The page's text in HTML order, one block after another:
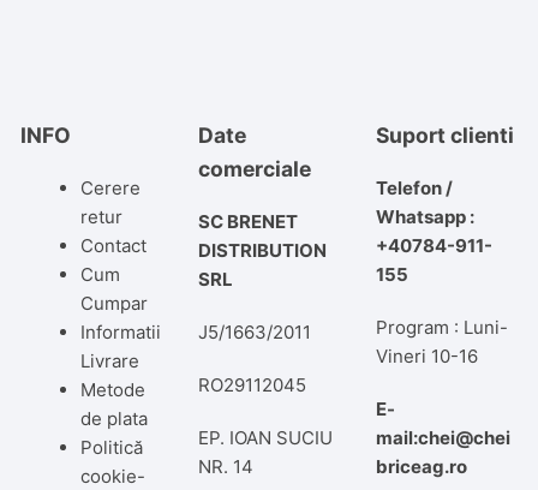
INFO
Cerere
retur
Contact
Cum
Cumpar
Informatii
Livrare
Metode
de plata
Politică
cookie-
Date
comerciale
SC BRENET
DISTRIBUTION
SRL
J5/1663/2011
RO29112045
EP. IOAN SUCIU
NR. 14
Suport clienti
Telefon /
Whatsapp :
+40784-911-
155
Program : Luni-
Vineri 10-16
E-
mail:chei@chei
briceag.ro